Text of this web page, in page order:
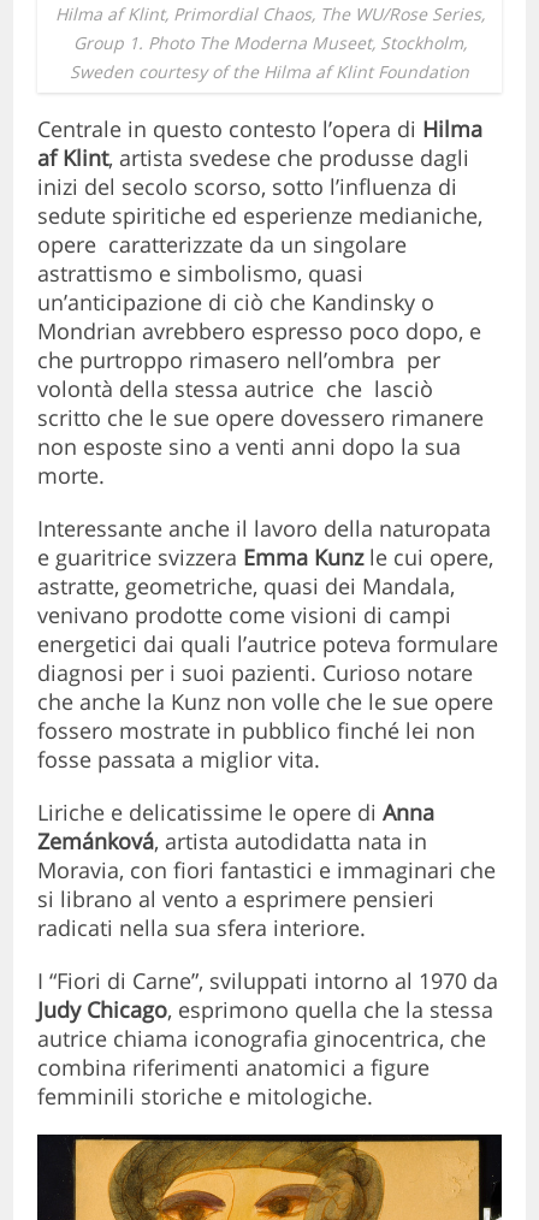
Hilma af Klint, Primordial Chaos, The WU/Rose Series,
Group 1. Photo The Moderna Museet, Stockholm,
Sweden courtesy of the Hilma af Klint Foundation
Centrale in questo contesto l’opera di Hilma
af Klint, artista svedese che produsse dagli
inizi del secolo scorso, sotto l’influenza di
sedute spiritiche ed esperienze medianiche,
opere caratterizzate da un singolare
astrattismo e simbolismo, quasi
un’anticipazione di ciò che Kandinsky o
Mondrian avrebbero espresso poco dopo, e
che purtroppo rimasero nell’ombra per
volontà della stessa autrice che lasciò
scritto che le sue opere dovessero rimanere
non esposte sino a venti anni dopo la sua
morte.
Interessante anche il lavoro della naturopata
e guaritrice svizzera Emma Kunzle cui opere,
astratte, geometriche, quasi dei Mandala,
venivano prodotte come visioni di campi
energetici dai quali l’autrice poteva formulare
diagnosi per i suoi pazienti. Curioso notare
che anche la Kunz non volle che le sue opere
fossero mostrate in pubblico finché lei non
fosse passata a miglior vita.
Liriche e delicatissime le opere diAnna
Zemánková, artista autodidatta nata in
Moravia, con fiori fantastici e immaginari che
si librano al vento a esprimere pensieri
radicati nella sua sfera interiore.
I “Fiori di Carne”, sviluppati intorno al 1970 da
Judy Chicago, esprimono quella che la stessa
autrice chiama iconografia ginocentrica, che
combina riferimenti anatomici a figure
femminili storiche e mitologiche.